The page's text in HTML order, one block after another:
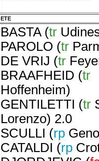
ETE
BASTA(tr
PAROLO (tr
DE VRIJ (tr
BRAAFHEID (tr
Hoffenheim)
GENTILETTI (tr
Lorenzo) 2.0
SCULLI (rp
CATALDI (rp